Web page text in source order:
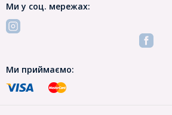
Ми у соц. мережах:
Ми приймаємо: